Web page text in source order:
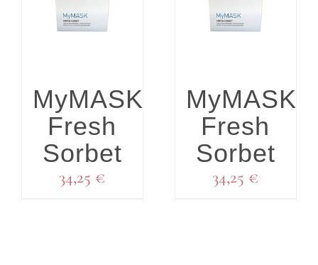
MyMASK
Fresh
Sorbet
34,25 €
MyMASK
Fresh
Sorbet
34,25 €